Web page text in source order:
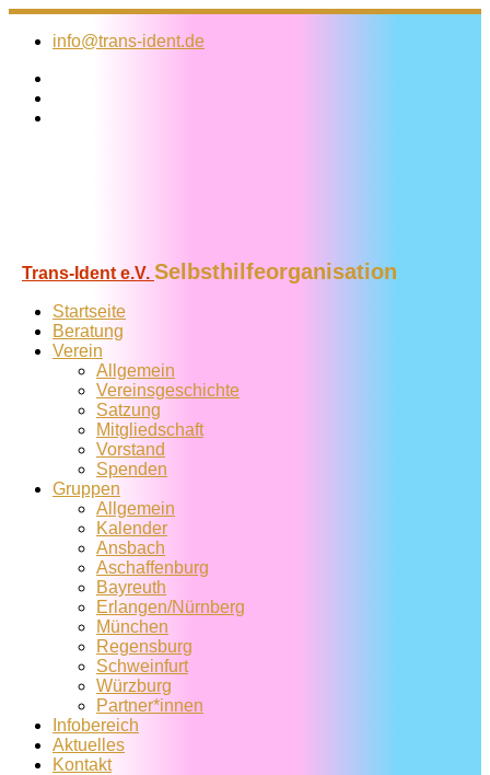
Zum
Inhalt
info@trans-ident.de
Trans-Ident e.V. Selbsthilfeorganisation
Startseite
Beratung
Verein
Allgemein
Vereins­geschichte
Satzung
Mitglied­schaft
Vorstand
Spenden
Gruppen
Allgemein
Kalender
Ansbach
Aschaffenburg
Bayreuth
Erlangen/Nürnberg
München
Regensburg
Schweinfurt
Würzburg
Partner*innen
Infobereich
Aktuelles
Kontakt